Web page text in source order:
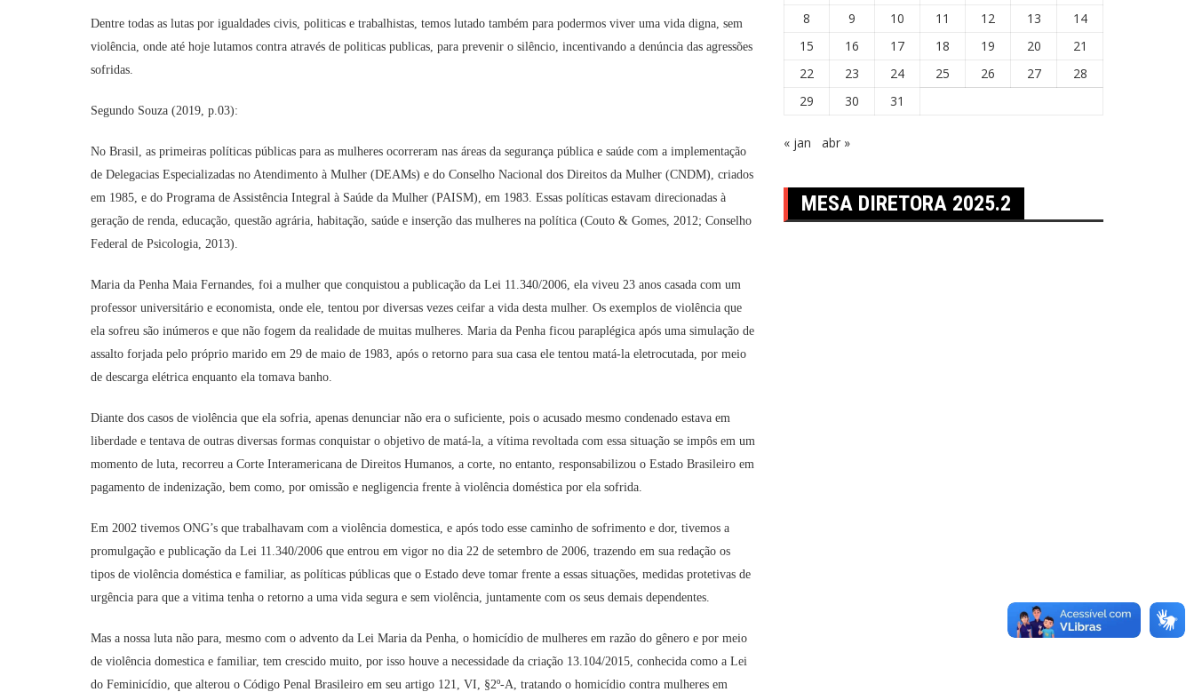
Dentre todas as lutas por igualdades civis, politicas e trabalhistas, temos lutado também para podermos viver uma vida digna, sem
violência, onde até hoje lutamos contra através de politicas publicas, para prevenir o silêncio, incentivando a denúncia das agressões
sofridas.
Segundo Souza (2019, p.03):
No Brasil, as primeiras políticas públicas para as mulheres ocorreram nas áreas da segurança pública e saúde com a implementação
de Delegacias Especializadas no Atendimento à Mulher (DEAMs) e do Conselho Nacional dos Direitos da Mulher (CNDM), criados
em 1985, e do Programa de Assistência Integral à Saúde da Mulher (PAISM), em 1983. Essas políticas estavam direcionadas à
geração de renda, educação, questão agrária, habitação, saúde e inserção das mulheres na política (Couto & Gomes, 2012; Conselho
Federal de Psicologia, 2013).
Maria da Penha Maia Fernandes, foi a mulher que conquistou a publicação da Lei 11.340/2006, ela viveu 23 anos casada com um
professor universitário e economista, onde ele, tentou por diversas vezes ceifar a vida desta mulher. Os exemplos de violência que
ela sofreu são inúmeros e que não fogem da realidade de muitas mulheres. Maria da Penha ficou paraplégica após uma simulação de
assalto forjada pelo próprio marido em 29 de maio de 1983, após o retorno para sua casa ele tentou matá-la eletrocutada, por meio
de descarga elétrica enquanto ela tomava banho.
Diante dos casos de violência que ela sofria, apenas denunciar não era o suficiente, pois o acusado mesmo condenado estava em
liberdade e tentava de outras diversas formas conquistar o objetivo de matá-la, a vítima revoltada com essa situação se impôs em um
momento de luta, recorreu a Corte Interamericana de Direitos Humanos, a corte, no entanto, responsabilizou o Estado Brasileiro em
pagamento de indenização, bem como, por omissão e negligencia frente à violência doméstica por ela sofrida.
Em 2002 tivemos ONG’s que trabalhavam com a violência domestica, e após todo esse caminho de sofrimento e dor, tivemos a
promulgação e publicação da Lei 11.340/2006 que entrou em vigor no dia 22 de setembro de 2006, trazendo em sua redação os
tipos de violência doméstica e familiar, as políticas públicas que o Estado deve tomar frente a essas situações, medidas protetivas de
urgência para que a vitima tenha o retorno a uma vida segura e sem violência, juntamente com os seus demais dependentes.
Mas a nossa luta não para, mesmo com o advento da Lei Maria da Penha, o homicídio de mulheres em razão do gênero e por meio
de violência domestica e familiar, tem crescido muito, por isso houve a necessidade da criação 13.104/2015, conhecida como a Lei
do Feminicídio, que alterou o Código Penal Brasileiro em seu artigo 121, VI, §2º-A, tratando o homicídio contra mulheres em
8
9 10 11 12 13
14
15
16 17 18 19 20
21
22
23 24 25 26 27
28
29
30 31
« jan abr »
MESA DIRETORA 2025.2